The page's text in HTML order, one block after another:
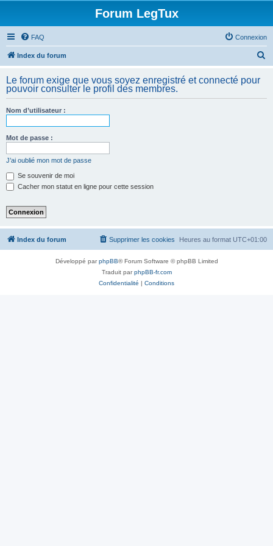
Forum LegTux
FAQ Connexion
Index du forum
h
Le forum exige que vous soyez enregistré et connecté pour
pouvoir consulter le profil des membres.
Nom d’utilisateur :
Mot de passe :
J’ai oublié mon mot de passe
Se souvenir de moi
Cacher mon statut en ligne pour cette session
Index du forum Heures au format UTC+01:00
Supprimer les cookies
Développé parphpBB® Forum Software © phpBB Limited
Traduit parphpBB-fr.com
Confidentialité | Conditions